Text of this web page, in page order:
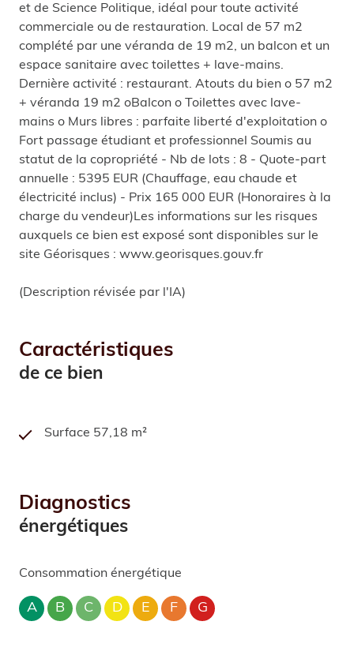
et de Science Politique, idéal pour toute activité
commerciale ou de restauration. Local de 57 m2
complété par une véranda de 19 m2, un balcon et un
espace sanitaire avec toilettes + lave-mains.
Dernière activité : restaurant. Atouts du bien o 57 m2
+ véranda 19 m2 oBalcon o Toilettes avec lave-
mains o Murs libres : parfaite liberté d'exploitation o
Fort passage étudiant et professionnel Soumis au
statut de la copropriété - Nb de lots : 8 - Quote-part
annuelle : 5395 EUR (Chauffage, eau chaude et
électricité inclus) - Prix 165 000 EUR (Honoraires à la
charge du vendeur)Les informations sur les risques
auxquels ce bien est exposé sont disponibles sur le
site Géorisques : www.georisques.gouv.fr
(Description révisée par l'IA)
Caractéristiques
de ce bien
Surface 57,18 m²
Diagnostics
énergétiques
Consommation énergétique
A B C D E F G